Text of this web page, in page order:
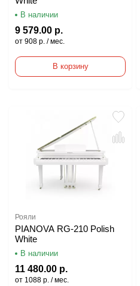
В наличии
9 579.00 р.
от 908 р. / мес.
В корзину
Рояли
PIANOVA RG-210 Polish
White
В наличии
11 480.00 р.
от 1088 р. / мес.